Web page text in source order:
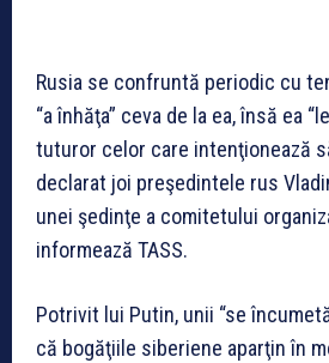
Rusia se confruntă periodic cu
“a înhăţa” ceva de la ea, însă ea
tuturor celor care intenţionează
declarat joi preşedintele rus
unei şedinţe a comitetului
informează TASS.
Potrivit lui Putin, unii “se
că bogăţiile siberiene aparţin în